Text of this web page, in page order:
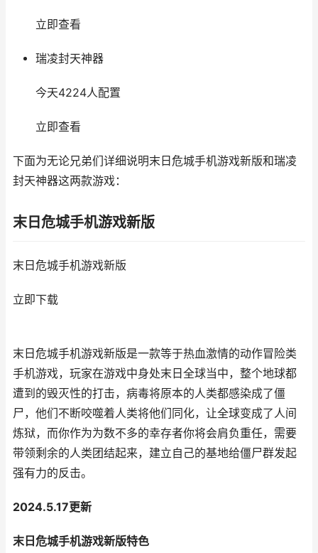
立即查看
瑞凌封天神器
今天4224人配置
立即查看
下面为无论兄弟们详细说明末日危城手机游戏新版和瑞凌
封天神器这两款游戏：
末日危城手机游戏新版
末日危城手机游戏新版
立即下载
末日危城手机游戏新版是一款等于热血激情的动作冒险类
手机游戏，玩家在游戏中身处末日全球当中，整个地球都
遭到的毁灭性的打击，病毒将原本的人类都感染成了僵
尸，他们不断咬噬着人类将他们同化，让全球变成了人间
炼狱，而你作为为数不多的幸存者你将会肩负重任，需要
带领剩余的人类团结起来，建立自己的基地给僵尸群发起
强有力的反击。
2024.5.17更新
末日危城手机游戏新版特色